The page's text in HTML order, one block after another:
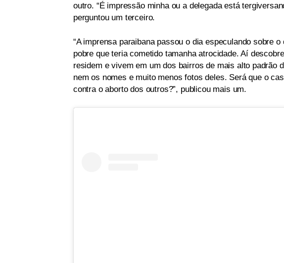
outro. “É impressão minha ou a delegada está
perguntou um terceiro.
“A imprensa paraibana passou o dia especulando sobre
pobre que teria cometido tamanha atrocidade. Aí
residem e vivem em um dos bairros de mais alto padrão
nem os nomes e muito menos fotos deles. Será que o
contra o aborto dos outros?”, publicou mais um.